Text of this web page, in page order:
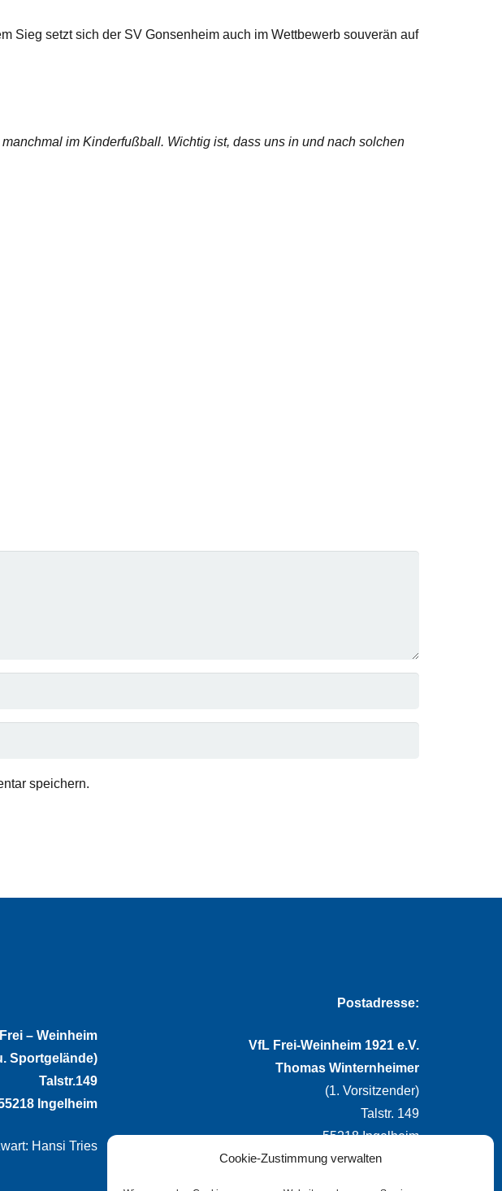
Cookie-Zustimmung verwalten
Sieg setzt sich der SV Gonsenheim auch im Wettbewerb souverän auf
im Kinderfußball. Wichtig ist, dass uns in und nach solchen
speichern.
– Weinheim
Sportgelände)
Talstr.149
Ingelheim
Hansi Tries
Postadresse:
VfL Frei-Weinheim 1921 e.V.
Thomas Winternheimer
(1. Vorsitzender)
Talstr. 149
55218 Ingelheim